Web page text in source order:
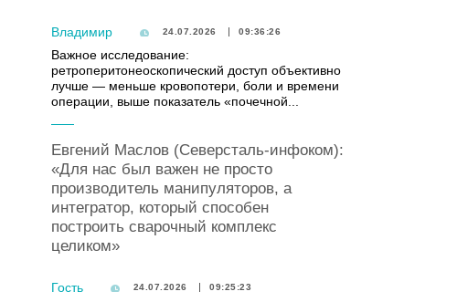
Владимир 24.07.2026 09:36:26
Важное исследование:
ретроперитонеоскопический доступ объективно
лучше — меньше кровопотери, боли и времени
операции, выше показатель «почечной...
Евгений Маслов (Северсталь-инфоком):
«Для нас был важен не просто
производитель манипуляторов, а
интегратор, который способен
построить сварочный комплекс
целиком»
Гость 24.07.2026 09:25:23